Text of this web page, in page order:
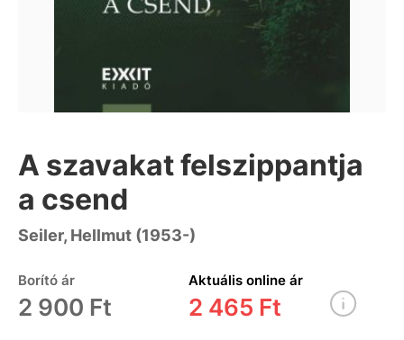
A szavakat felszippantja
a csend
Seiler, Hellmut (1953-)
Borító ár
2 900 Ft
Aktuális online ár
2 465 Ft